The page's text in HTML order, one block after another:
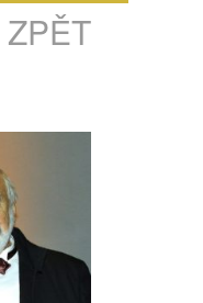
ZPĚT